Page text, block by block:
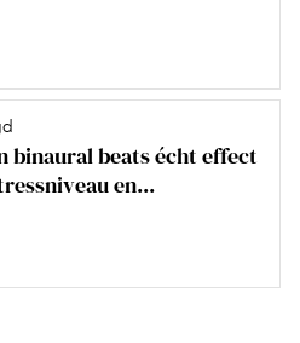
binaural beats écht effect
en...